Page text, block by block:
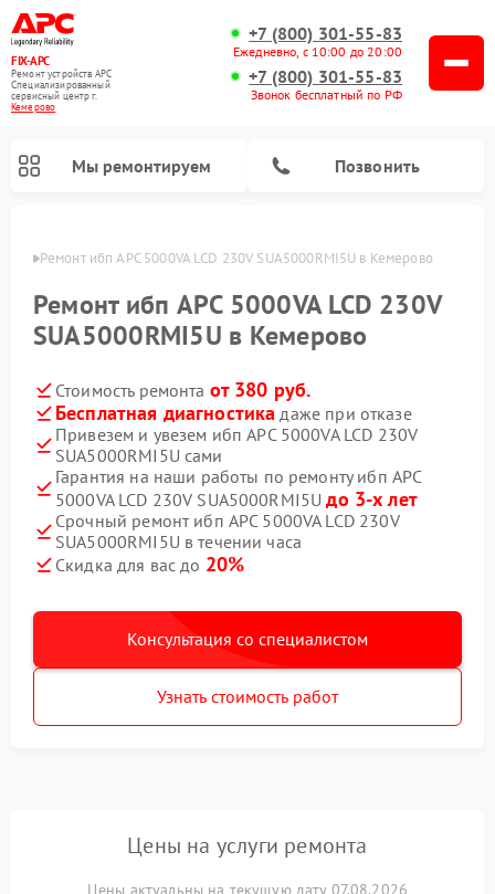
FIX-APC
Ремонт устройств APC
Специализированный
cервисный центр г.
Кемерово
+7 (800) 301-55-83
Ежедневно, с 10:00 до 20:00
+7 (800) 301-55-83
Звонок бесплатный по РФ
Мы ремонтируем Позвонить
Ремонт ибп APC 5000VA LCD 230V SUA5000RMI5U в Кемерово
Ремонт ибп APC 5000VA LCD 230V
SUA5000RMI5U в Кемерово
Стоимость ремонта от 380 руб.
Бесплатная диагностика даже при отказе
Привезем и увезем ибп APC 5000VA LCD 230V
SUA5000RMI5U сами
Гарантия на наши работы по ремонту ибп APC
5000VA LCD 230V SUA5000RMI5Uдо 3-х лет
Срочный ремонт ибп APC 5000VA LCD 230V
SUA5000RMI5U в течении часа
Скидка для вас до 20%
Консультация со специалистом
Узнать стоимость работ
Цены на услуги ремонта
Цены актуальны на текущую дату 07.08.2026